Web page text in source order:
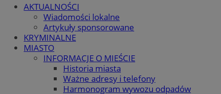
AKTUALNOŚCI
Wiadomości lokalne
Artykuły sponsorowane
KRYMINALNE
MIASTO
INFORMACJE O MIEŚCIE
Historia miasta
Ważne adresy i telefony
Harmonogram wywozu odpadów